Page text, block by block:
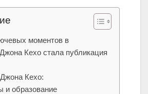
моментов в
Кехо стала публикация
Кехо:
и образование